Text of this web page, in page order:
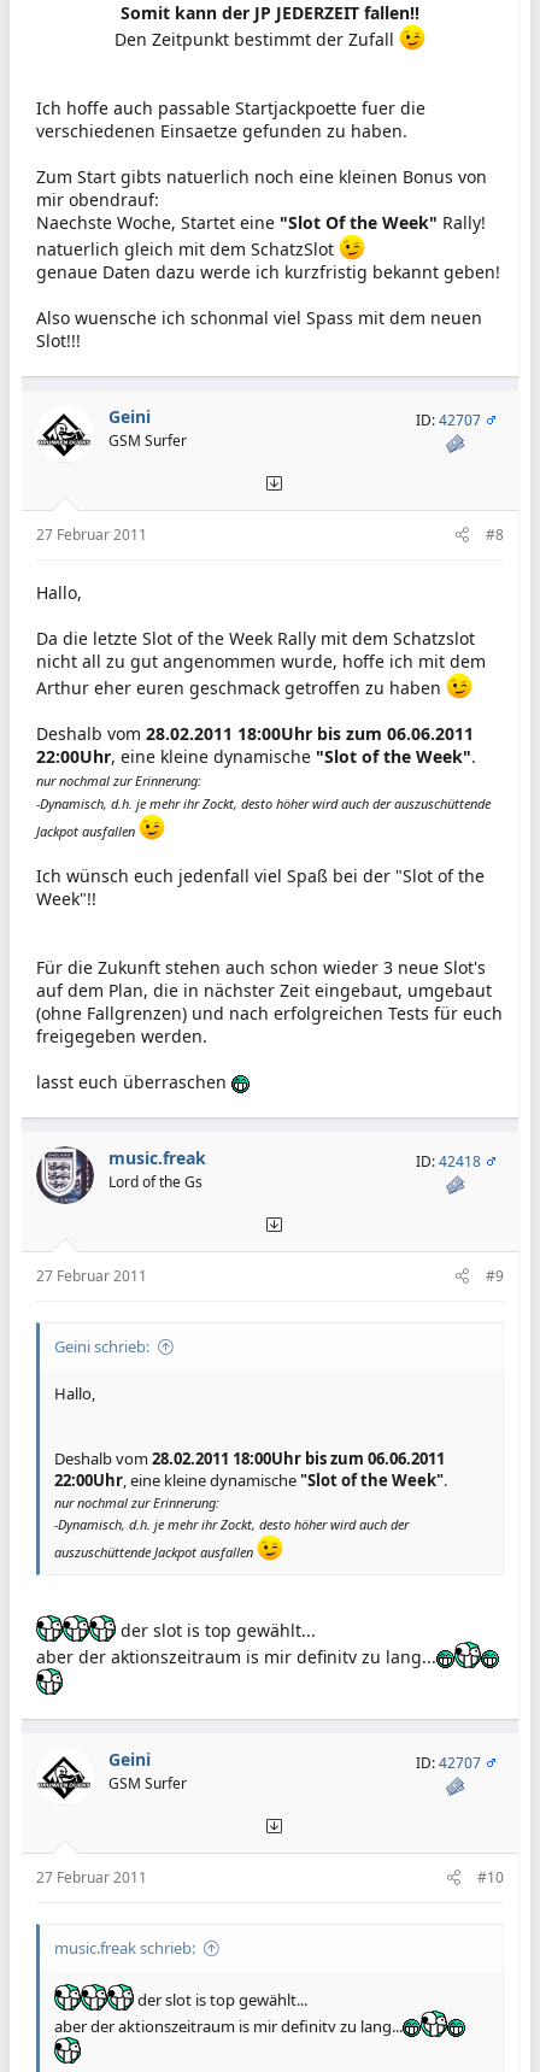
Somit kann der JP JEDERZEIT fallen!!
Den Zeitpunkt bestimmt der Zufall
Ich hoffe auch passable Startjackpoette fuer die
verschiedenen Einsaetze gefunden zu haben.
Zum Start gibts natuerlich noch eine kleinen Bonus von
mir obendrauf:
Naechste Woche, Startet eine "Slot Of the Week" Rally!
natuerlich gleich mit dem SchatzSlot
genaue Daten dazu werde ich kurzfristig bekannt geben!
Also wuensche ich schonmal viel Spass mit dem neuen
Slot!!!
Geini
GSM Surfer
ID:42707
27 Februar 2011 #8
Hallo,
Da die letzte Slot of the Week Rally mit dem Schatzslot
nicht all zu gut angenommen wurde, hoffe ich mit dem
Arthur eher euren geschmack getroffen zu haben
Deshalb vom 28.02.2011 18:00Uhr bis zum 06.06.2011
22:00Uhr, eine kleine dynamische "Slot of the Week".
nur nochmal zur Erinnerung:
-Dynamisch, d.h. je mehr ihr Zockt, desto höher wird auch der auszuschüttende
Jackpot ausfallen
Ich wünsch euch jedenfall viel Spaß bei der "Slot of the
Week"!!
Für die Zukunft stehen auch schon wieder 3 neue Slot's
auf dem Plan, die in nächster Zeit eingebaut, umgebaut
(ohne Fallgrenzen) und nach erfolgreichen Tests für euch
freigegeben werden.
lasst euch überraschen
music.freak
Lord of the Gs
ID:42418
27 Februar 2011 #9
Geini schrieb:
Hallo,
Deshalb vom28.02.2011 18:00Uhr bis zum 06.06.2011
22:00Uhr, eine kleine dynamische"Slot of the Week".
nur nochmal zur Erinnerung:
-Dynamisch, d.h. je mehr ihr Zockt, desto höher wird auch der
auszuschüttende Jackpot ausfallen
der slot is top gewählt...
aber der aktionszeitraum is mir definitv zu lang...
Geini
GSM Surfer
ID:42707
27 Februar 2011 #10
music.freak schrieb:
der slot is top gewählt...
aber der aktionszeitraum is mir definitv zu lang...